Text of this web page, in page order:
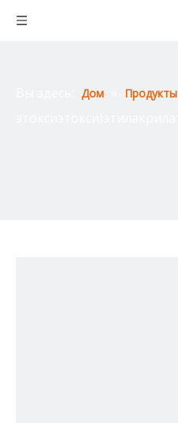
Дом Продукты